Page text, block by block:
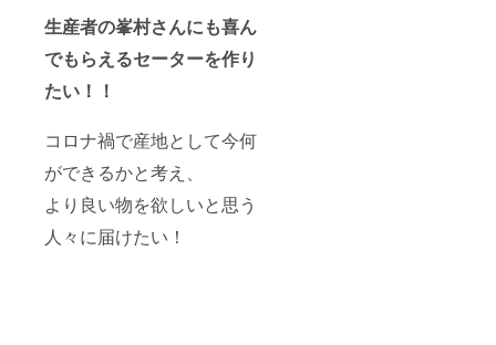
生産者の峯村さんにも喜ん
でもらえるセーターを作り
たい！！
コロナ禍で産地として今何
ができるかと考え、
より良い物を欲しいと思う
人々に届けたい！